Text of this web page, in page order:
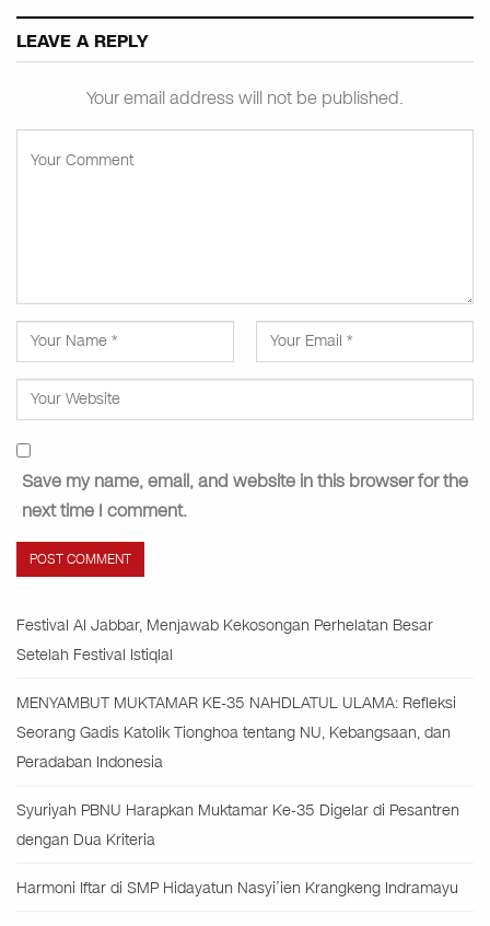
LEAVE A REPLY
Your email address will not be published.
Save my name, email, and website in this browser for the
next time I comment.
Festival Al Jabbar, Menjawab Kekosongan Perhelatan Besar
Setelah Festival Istiqlal
MENYAMBUT MUKTAMAR KE-35 NAHDLATUL ULAMA: Refleksi
Seorang Gadis Katolik Tionghoa tentang NU, Kebangsaan, dan
Peradaban Indonesia
Syuriyah PBNU Harapkan Muktamar Ke-35 Digelar di Pesantren
dengan Dua Kriteria
Harmoni Iftar di SMP Hidayatun Nasyi’ien Krangkeng Indramayu